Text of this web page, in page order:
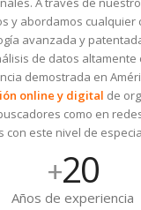
y abordamos cualquier
avanzada y
de datos altamente
demostrada en
online y digital de
como en
con este nivel de
+20
Años de experiencia